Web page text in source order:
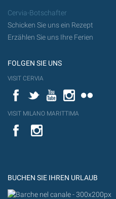
Cervia-Botschafter
Schicken Sie uns ein Rezept
Erzählen Sie uns Ihre Ferien
FOLGEN SIE UNS
VISIT CERVIA
FacebookTwitterYouTubeInstagram
VISIT MILANO MARITTIMA
YouTube
BUCHEN SIE IHREN URLAUB